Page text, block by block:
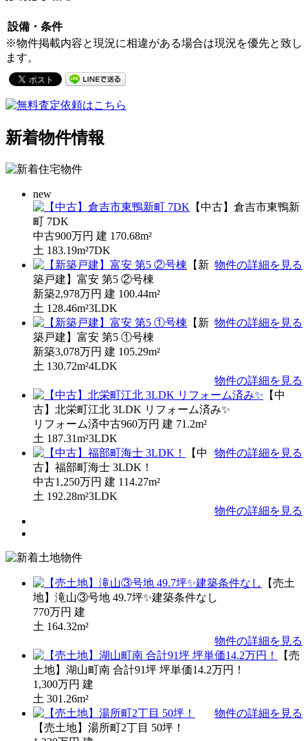
設備・条件
※物件掲載内容と現況に相違がある場合は現況を優先と致し
ます。
新着物件情報
new
【中古】倉吉市東鴨新
町 7DK
中古900万円 建 170.68m²
土 183.19m²7DK
物件の詳細を見る
【新
築戸建】富安 第5 ②号棟
新築2,978万円 建 100.44m²
土 128.46m²3LDK
物件の詳細を見る
【新
築戸建】富安 第5 ①号棟
新築3,078万円 建 105.29m²
土 130.72m²4LDK
物件の詳細を見る
【中
古】北栄町江北 3LDK リフォーム済み✨
リフォーム済中古960万円 建 71.2m²
土 187.31m²3LDK
物件の詳細を見る
【中
古】福部町海士 3LDK！
中古1,250万円 建 114.27m²
土 192.28m²3LDK
物件の詳細を見る
【売土
地】滝山③号地 49.7坪✨建築条件なし
770万円 建
土 164.32m²
物件の詳細を見る
【売
土地】湖山町南 合計91坪 坪単価14.2万円！
1,300万円 建
土 301.26m²
物件の詳細を見る
【売土地】湯所町2丁目 50坪！